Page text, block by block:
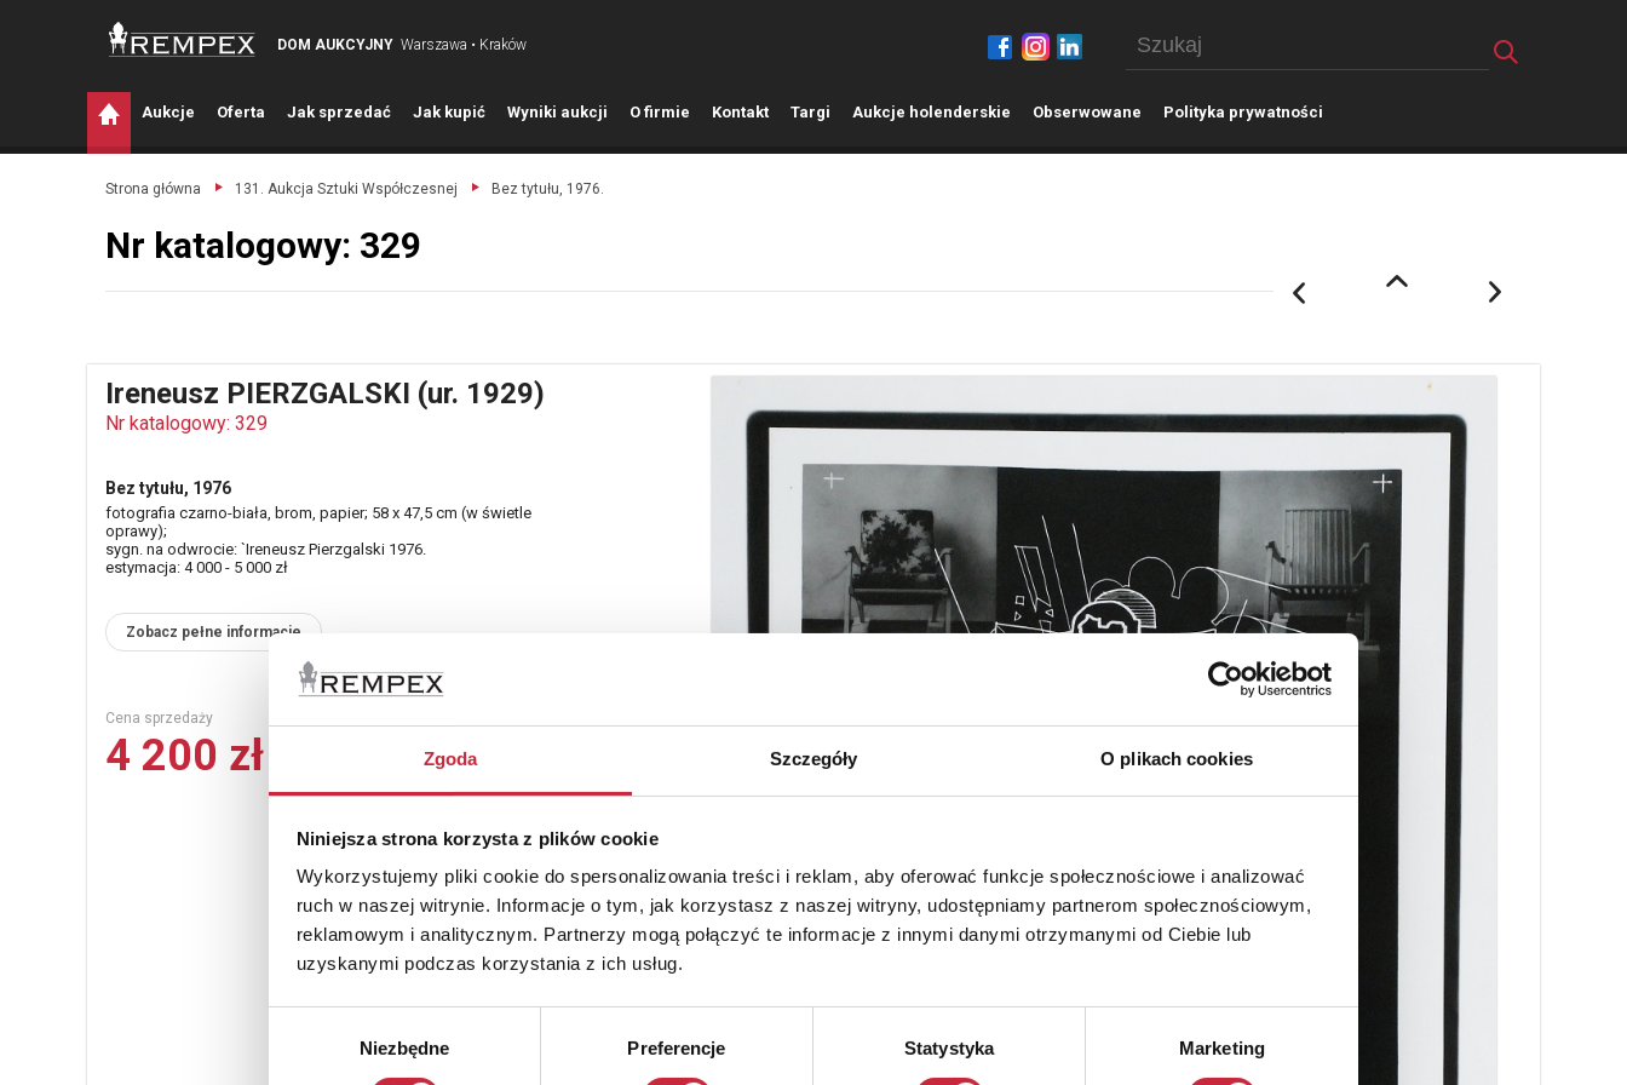
Zgoda Szczegóły O plikach cookies
Niniejsza strona korzysta z plików cookie
Wykorzystujemy pliki cookie do spersonalizowania treści i reklam, aby oferować funkcje społecznościowe i analizować
ruch w naszej witrynie. Informacje o tym, jak korzystasz z naszej witryny, udostępniamy partnerom społecznościowym,
reklamowym i analitycznym. Partnerzy mogą połączyć te informacje z innymi danymi otrzymanymi od Ciebie lub
uzyskanymi podczas korzystania z ich usług.
Niezbędne Preferencje Statystyka Marketing
DOM AUKCYJNY Warszawa • Kraków
Aukcje Oferta Jak sprzedać Jak kupić Wyniki aukcji O firmie Kontakt Targi Aukcje holenderskie Obserwowane Polityka prywatności
Strona główna 131. Aukcja Sztuki Współczesnej Bez tytułu, 1976.
Nr katalogowy: 329
Ireneusz PIERZGALSKI (ur. 1929)
Nr katalogowy: 329
Bez tytułu, 1976
fotografia czarno-biała, brom, papier; 58 x 47,5 cm (w świetle
oprawy);
sygn. na odwrocie: `Ireneusz Pierzgalski 1976.
estymacja: 4 000 - 5 000 zł
Zobacz pełne informacje
Cena sprzedaży
4 200 zł